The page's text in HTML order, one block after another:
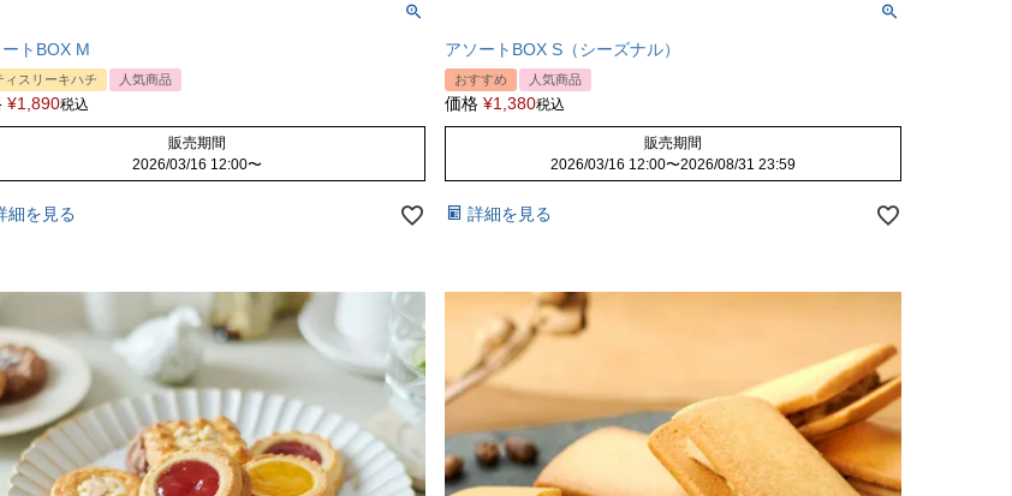
トBOX M
ィスリーキハチ 人気商品
¥1,890税込
販売期間
2026/03/16 12:00〜
細を見る
アソートBOX S（シーズナル）
おすすめ 人気商品
価格 ¥1,380税込
販売期間
2026/03/16 12:00〜2026/08/31 23:59
詳細を見る